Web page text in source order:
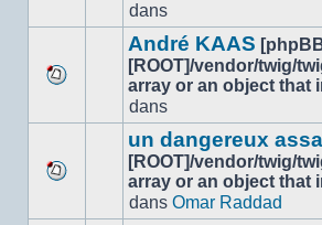
nouveau
message
ce
dans
nouveau
message
André KAAS
[ROOT]/vendor/twig/
array or an object that
dans
nouveau
un dangereux
[ROOT]/vendor/twig/
array or an object that
dans Omar Raddad